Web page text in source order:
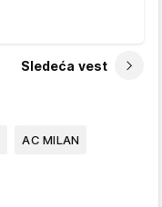
Sledeća vest
AC MILAN